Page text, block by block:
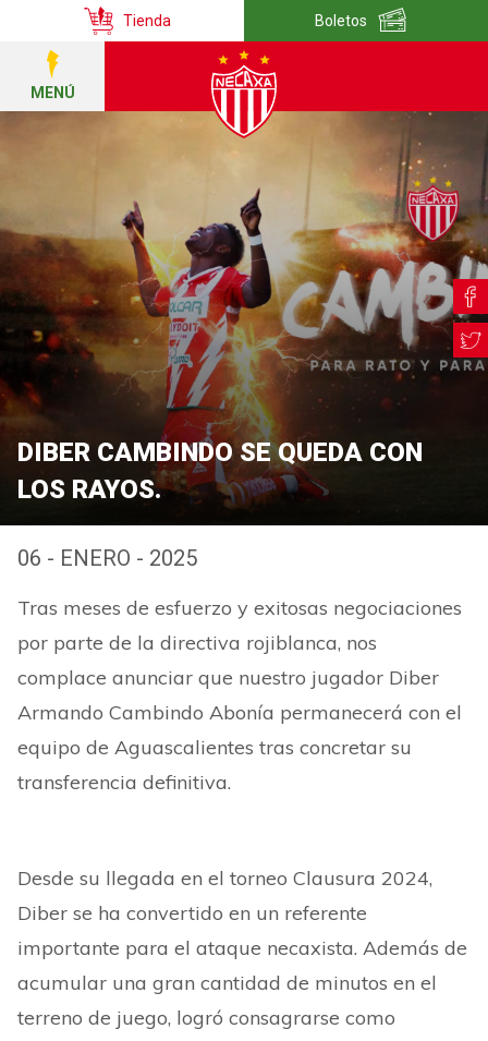
Tienda Boletos
MENÚ
DIBER CAMBINDO SE QUEDA CON
LOS RAYOS.
06 - ENERO - 2025
Tras meses de esfuerzo y exitosas negociaciones
por parte de la directiva rojiblanca, nos
complace anunciar que nuestro jugador Diber
Armando Cambindo Abonía permanecerá con el
equipo de Aguascalientes tras concretar su
transferencia definitiva.
Desde su llegada en el torneo Clausura 2024,
Diber se ha convertido en un referente
importante para el ataque necaxista. Además de
acumular una gran cantidad de minutos en el
terreno de juego, logró consagrarse como